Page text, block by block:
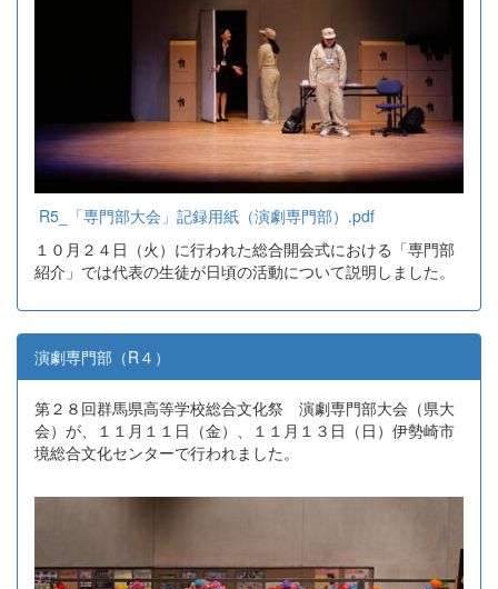
R5_「専門部大会」記録用紙（演劇専門部）.pdf
１０月２４日（火）に行われた総合開会式における「専門部
紹介」では代表の生徒が日頃の活動について説明しました。
演劇専門部（R４）
第２８回群馬県高等学校総合文化祭 演劇専門部大会（県大
会）が、１１月１１日（金）、１１月１３日（日）伊勢崎市
境総合文化センターで行われました。